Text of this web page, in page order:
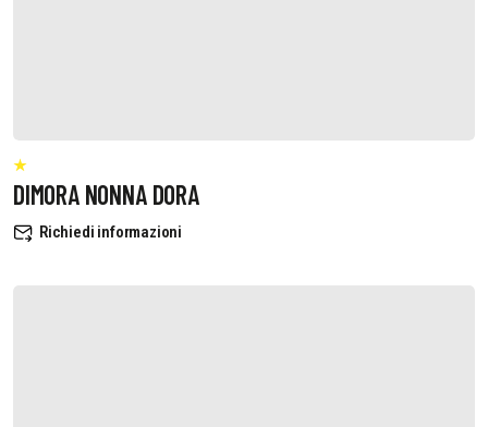
DIMORA NONNA DORA
Richiedi informazioni